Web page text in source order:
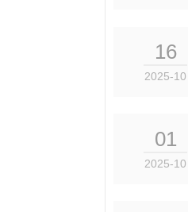
16
2025-10
01
2025-10